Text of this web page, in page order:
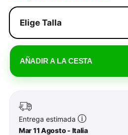
Elige Talla
AÑADIR A LA CESTA
Entrega estimada ⓘ
Mar 11 Agosto - Italia